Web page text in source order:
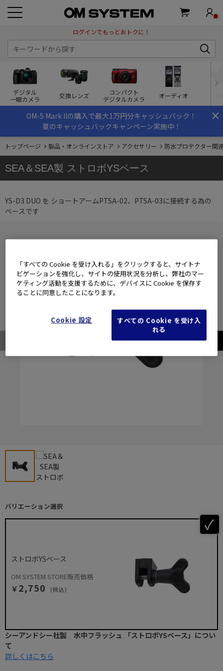
ログインでもっとおトクに！
デジタル
一眼カメラ
交換レンズ
コンパクト
デジタルカメラ
オーディオ
×
OM-5 Mark IIの購入で最大1万円分キャッシュバック！
夏のキャッシュバックキャンペーン実施中！
トップページ 製品・オンラインストア アクセサリー 防水プロテクター関
SEA＆SEA製 ストロボYSベース
YS-D3 DUO を ショートアームPTSA-02、PTSA-03に接続する為の
ベースです
バリエーション選択
ストロボYSベース
OM SYSTEM STORE販売価格
￥2,750 (税込)
シーアンドシー社製 水中フラッシュ 「ストロボYSベース」につい
て
詳しくはこちら
「すべての Cookie を受け入れる」をクリックすると、サイトナ
ビゲーションを強化し、サイトの使用状況を分析し、弊社のマー
ケティング活動を支援するために、デバイスに Cookie を保存す
ることに同意したことになります。
Cookie 設定
すべての Cookie を受け入
れる